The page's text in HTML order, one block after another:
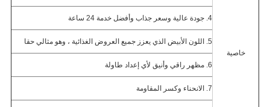
خاصية
4. جودة عالية وسعر جذاب وأفضل خدمة 24 ساعة
5. اللون الأبيض الذي يعزز جميع العروض الغذائية ، وهو مثالي حقا
6. مظهر راقي وأنيق لأي إعداد طاولة
7. الانحناء وكسر المقاومة